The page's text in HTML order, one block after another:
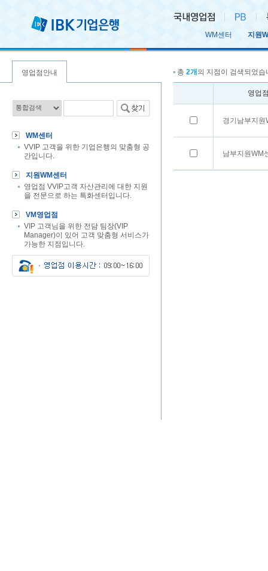
WM센터 지원
영업점안내
WM센터
VVIP 고객을 위한 기업은행의 맞춤형 공
간입니다.
지원WM센터
영업점 VVIP고객 자산관리에 대한 지원
을 전문으로 하는 특화센터입니다.
VM영업점
VIP 고객님을 위한 전담 팀장(VIP
Manager)이 있어 고객 맞춤형 서비스가
가능한 지점입니다.
총 2개 의 지점이 검색되었습
영업
경기남부지원
남부지원WM